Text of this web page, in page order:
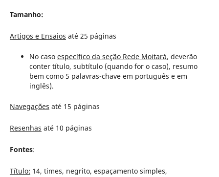
Tamanho:
Artigos e Ensaios até 25 páginas
No caso específico da seção Rede Moitará, deverão
conter título, subtítulo (quando for o caso), resumo
bem como 5 palavras-chave em português e em
inglês).
Navegações até 15 páginas
Resenhas até 10 páginas
Fontes:
Título: 14, times, negrito, espaçamento simples,